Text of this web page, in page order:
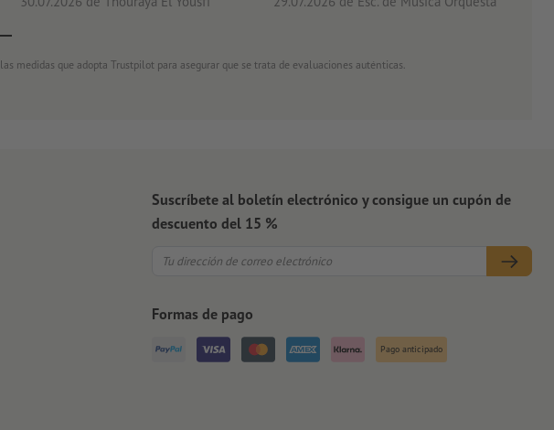
las medidas que adopta Trustpilot para asegurar que se trata de evaluaciones auténticas.
Suscríbete al boletín electrónico y consigue un cupón de
descuento del 15 %
Formas de pago
Pago anticipado